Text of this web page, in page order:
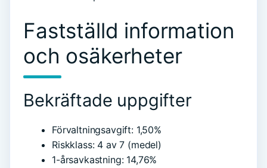
Fastställd information
och osäkerheter
Bekräftade uppgifter
Förvaltningsavgift: 1,50%
Riskklass: 4 av 7 (medel)
1-årsavkastning: 14,76%